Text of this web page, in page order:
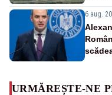
6 aug.
URMĂREȘTE-NE